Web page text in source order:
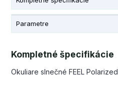
Parametre
Kompletné špecifikácie
Okuliare slnečné FEEL Polarized